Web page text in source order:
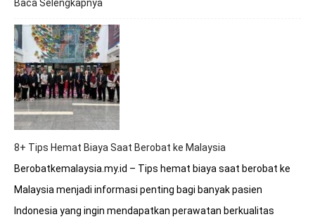
Baca Selengkapnya
Rumah
Sakit
Malaysia
Terakreditasi
Internasional?
8+ Tips Hemat Biaya Saat Berobat ke Malaysia
Berobatkemalaysia.my.id – Tips hemat biaya saat berobat ke
Malaysia menjadi informasi penting bagi banyak pasien
Indonesia yang ingin mendapatkan perawatan berkualitas